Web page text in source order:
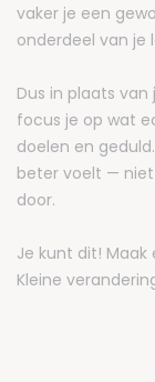
vaker je een
onderdeel van je
Dus in plaats
focus je op wat
doelen en
beter voelt — niet
door.
Je kunt dit! Maak
Kleine